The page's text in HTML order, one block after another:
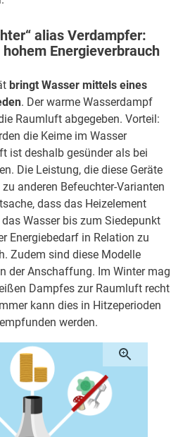
alias Verdampfer:
Energieverbrauch
bringt Wasser mittels eines
. Der warme Wasserdampf
Raumluft abgegeben. Vorteil:
die Keime im Wasser
ist deshalb gesünder als bei
Die Leistung, die diese Geräte
anderen Befeuchter-Varianten
dass das Heizelement
Wasser bis zum Siedepunkt
Energiebedarf in Relation zu
Zudem sind diese Modelle
der Anschaffung. Im Winter mag
Dampfes zur Raumluft recht
kann dies in Hitzeperioden
werden.